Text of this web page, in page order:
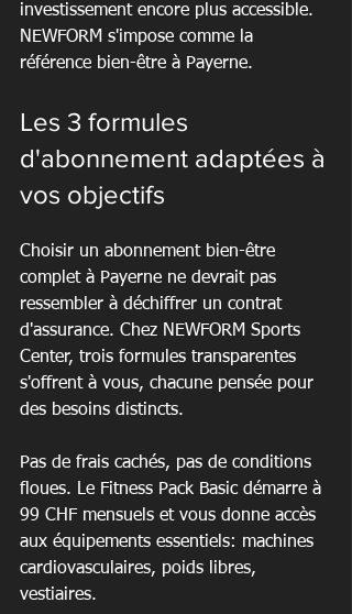
investissement encore plus accessible.
NEWFORM s'impose comme la
référence bien-être à Payerne.
Les 3 formules
d'abonnement adaptées à
vos objectifs
Choisir un abonnement bien-être
complet à Payerne ne devrait pas
ressembler à déchiffrer un contrat
d'assurance. Chez NEWFORM Sports
Center, trois formules transparentes
s'offrent à vous, chacune pensée pour
des besoins distincts.
Pas de frais cachés, pas de conditions
floues. Le Fitness Pack Basic démarre à
99 CHF mensuels et vous donne accès
aux équipements essentiels: machines
cardiovasculaires, poids libres,
vestiaires.